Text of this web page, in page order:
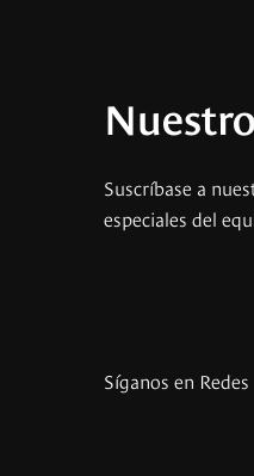
Suscríbase a
especiales del
Síganos en Redes